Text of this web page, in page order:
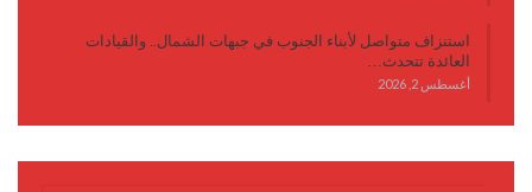
استنزاف متواصل لأبناء الجنوب في جبهات الشمال.. والقيادات
العائدة تتحدث…
أغسطس 2, 2026